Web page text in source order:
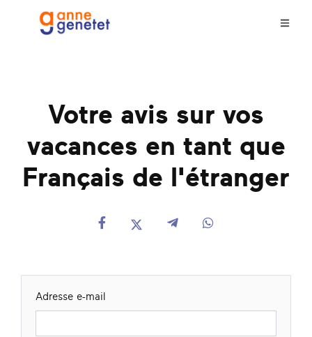
Votre avis sur vos
vacances en tant que
Français de l'étranger
Adresse e-mail